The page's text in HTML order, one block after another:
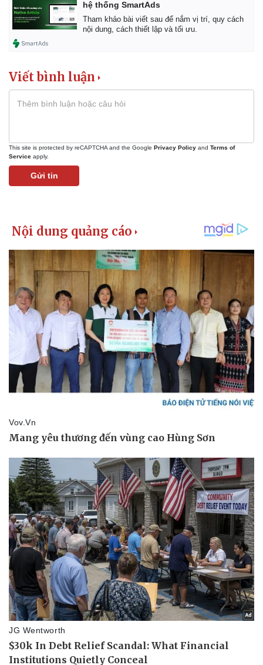
Kinh tế
Bất động sản
Khởi nghiệp
Thị trường
Giá vàng
Tiêu dùng
Tỷ giá
Chứng khoán
Giá cà phê
hệ thống SmartAds
Tham khảo bài viết sau để nắm vị trí, quy cách
nội dung, cách thiết lập và tối ưu.
Viết bình luận
This site is protected by reCAPTCHA and the Google Privacy Policy and Terms of
Service apply.
Gửi tin